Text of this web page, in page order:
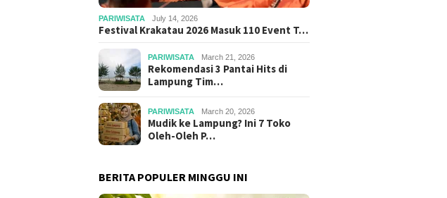
PARIWISATA July 14, 2026
Festival Krakatau 2026 Masuk 110 Event T…
PARIWISATA March 21, 2026
Rekomendasi 3 Pantai Hits di
Lampung Tim…
PARIWISATA March 20, 2026
Mudik ke Lampung? Ini 7 Toko
Oleh-Oleh P…
BERITA POPULER MINGGU INI